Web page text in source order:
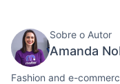
Sobre o Autor
Amanda
Fashion and e-